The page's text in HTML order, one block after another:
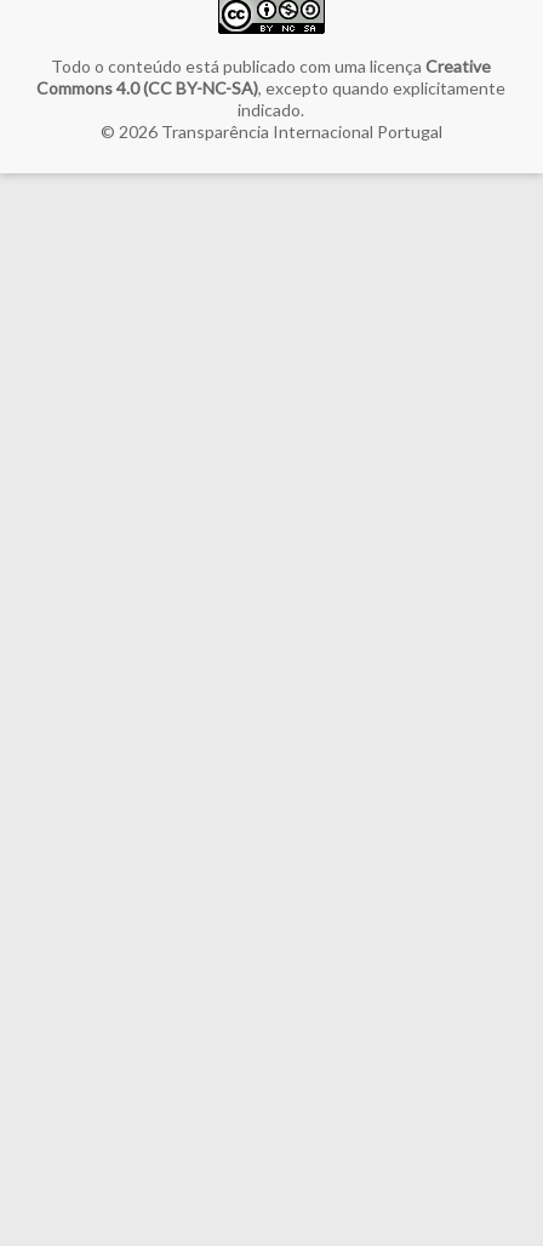
Todo o conteúdo está publicado com uma licençaCreative
Commons 4.0 (CC BY-NC-SA), excepto quando explicitamente
indicado.
© 2026 Transparência Internacional Portugal